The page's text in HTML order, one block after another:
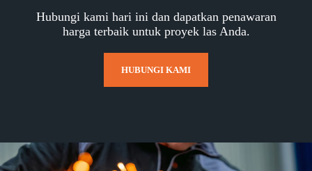
Hubungi kami hari ini dan dapatkan penawaran
harga terbaik untuk proyek las Anda.
HUBUNGI KAMI